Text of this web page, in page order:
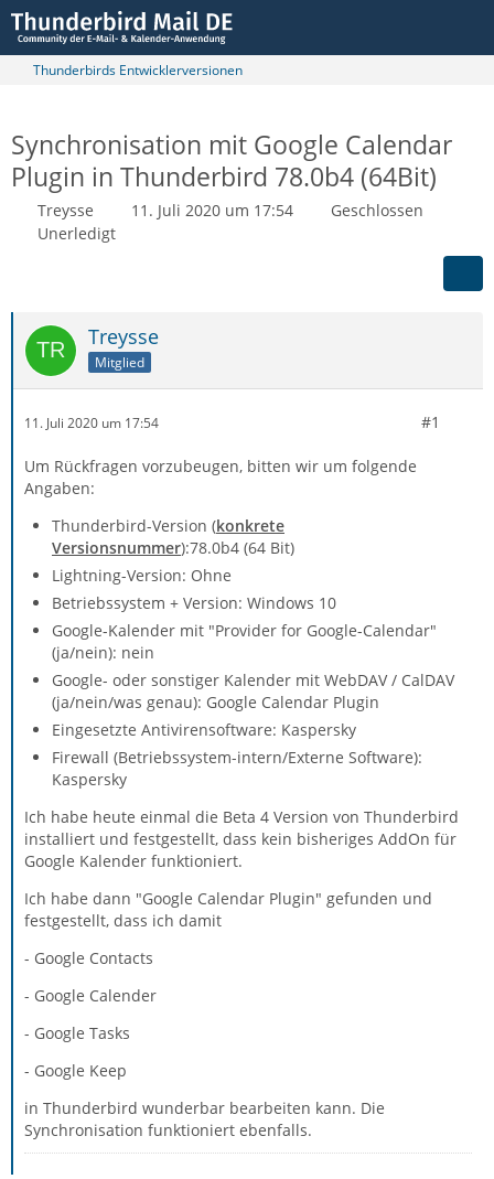
Thunderbirds Entwicklerversionen
Synchronisation mit Google Calendar
Plugin in Thunderbird 78.0b4 (64Bit)
Treysse 11. Juli 2020 um 17:54
Geschlossen
Unerledigt
Treysse
Mitglied
11. Juli 2020 um 17:54 #1
Um Rückfragen vorzubeugen, bitten wir um folgende
Angaben:
Thunderbird-Version (konkrete
Versionsnummer):78.0b4 (64 Bit)
Lightning-Version: Ohne
Betriebssystem + Version: Windows 10
Google-Kalender mit "Provider for Google-Calendar"
(ja/nein): nein
Google- oder sonstiger Kalender mit WebDAV / CalDAV
(ja/nein/was genau): Google Calendar Plugin
Eingesetzte Antivirensoftware: Kaspersky
Firewall (Betriebssystem-intern/Externe Software):
Kaspersky
Ich habe heute einmal die Beta 4 Version von Thunderbird
installiert und festgestellt, dass kein bisheriges AddOn für
Google Kalender funktioniert.
Ich habe dann "Google Calendar Plugin" gefunden und
festgestellt, dass ich damit
- Google Contacts
- Google Calender
- Google Tasks
- Google Keep
in Thunderbird wunderbar bearbeiten kann. Die
Synchronisation funktioniert ebenfalls.